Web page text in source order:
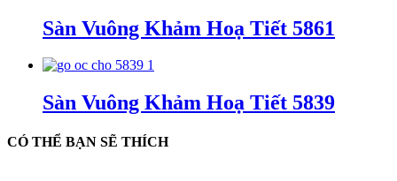
Sàn Vuông Khảm Hoạ Tiết 5861
Sàn Vuông Khảm Hoạ Tiết 5839
CÓ THỂ BẠN SẼ THÍCH